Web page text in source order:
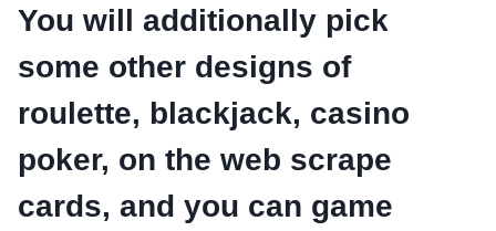
You will additionally pick
some other designs of
roulette, blackjack, casino
poker, on the web scrape
cards, and you can game